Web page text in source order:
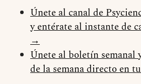
Únete al canal de
y entérate al instante de
→
Únete al boletín semanal
de la semana directo en